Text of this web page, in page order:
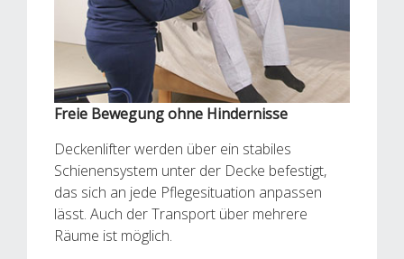
Freie Bewegung ohne Hindernisse
Deckenlifter werden über ein stabiles
Schienensystem unter der Decke befestigt,
das sich an jede Pflegesituation anpassen
lässt. Auch der Transport über mehrere
Räume ist möglich.